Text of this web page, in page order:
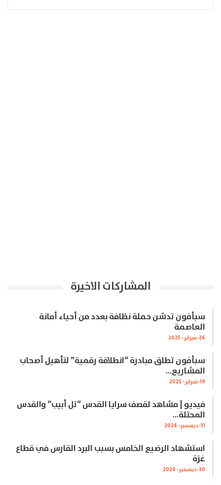
المشاركات الاخيرة
سبأفون تدشن حملة نظافة بعدد من أحياء أمانة
العاصمة
26-فبراير- 2025
سبأفون تطلق مبادرة “انطلاقة رقمية” لتأهيل أصحاب
المشاريع…
19-فبراير- 2025
فيديو | مشاهد لقصف سرايا القدس “تل أبيب” والقدس
المحتلة…
31-ديسمبر- 2024
استشهاد الرضيع الخامس بسبب البرد القارس في قطاع
غزة
30-ديسمبر- 2024